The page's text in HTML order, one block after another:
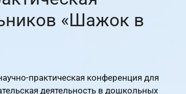
«Шажок в
практическая конференция для
деятельность в дошкольных